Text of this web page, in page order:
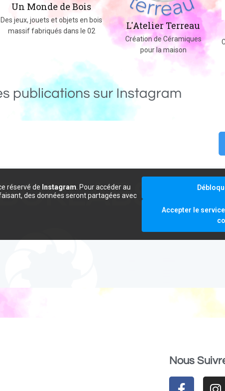
Un Monde de Bois
Des jeux, jouets et objets en bois
massif fabriqués dans le 02
L'Atelier Terreau
Création de Céramiques
pour la maison
publications sur Instagram
réservé de Instagram . Pour accéder au
des données seront partagées avec
Accepter le
Nous